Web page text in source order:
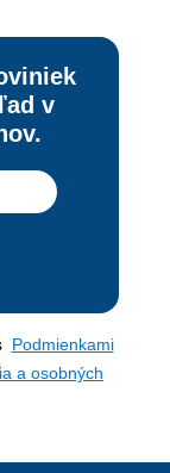
v
Podmienkami
a osobných